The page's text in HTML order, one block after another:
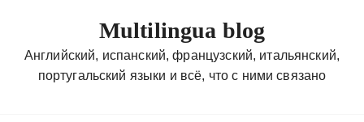
Multilingua blog
Английский, испанский, французский, итальянский,
португальский языки и всё, что с ними связано